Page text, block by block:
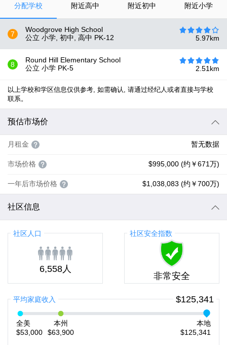
分配学校 附近高中 附近初中 附近小学
7
Woodgrove High School
公立 小学, 初中, 高中 PK-12 5.97km
8
Round Hill Elementary School
公立 小学 PK-5 2.51 km
以上学校和学区信息仅供参考, 如需确认, 请通过经纪人或者直接与学校
联系。
预估市场价
月租金 暂无数据
市场价格 $995,000 (约￥671万)
一年后市场价格 $1,038,083 (约￥700万)
社区信息
社区人口
6,558人
社区安全指数
非常安全
平均家庭收入 $125,341
全美
$53,000
本州
$63,900
本地
$125,341